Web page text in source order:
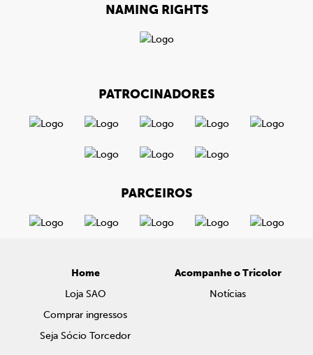
NAMING RIGHTS
PATROCINADORES
PARCEIROS
Home
Loja SAO
Comprar ingressos
Seja Sócio Torcedor
Acompanhe o Tricolor
Notícias